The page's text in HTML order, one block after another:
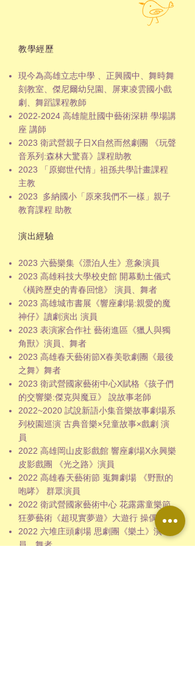
教學經歷
現今為高雄立志中學 、正興國中、 舞時舞
刻教室、傑尼爾幼兒園、屏東凌雲國小戲
劇、舞蹈課程教師
2022-2024 高雄龍肚國中藝術深耕 學場講
座 講師
2023 衛武營親子日X自然而然劇團 《玩聲
音系列:森林大驚喜》課程助教
2023 「原鄉世代情」祖孫共學計畫課程
主教
2023 多納國小「原來我們不一樣」親子
教育課程 助教
演出經驗
2023 六藝樂集《漂泊人生》意象演員
2023 高雄科技大學校史館 開幕動土儀式
《橫跨歷史的青春回憶》 演員、舞者
2023 高雄城市書展《響座劇場:親愛的魔
神仔》讀劇演出 演員
2023 表演家合作社 藝術進區《獵人與獨
角獸》演員、舞者
2023 高雄春天藝術節X春美歌劇團《最後
之舞》舞者
2023 衛武營國家藝術中心X賦格《孩子們
的交響樂:傑克與魔豆》 說故事老師
2022~2020 試說新語小集音樂故事劇場系
列校園巡演 古典音樂×兒童故事×戲劇 演
員
2022 高雄岡山皮影戲館 響座劇場X永興樂
皮影戲團 《光之路》演員
2022 高雄春天藝術節 嵬舞劇場 《野獸的
咆哮》 群眾演員
2022 衛武營國家藝術中心 花露露童樂節
狂夢藝術《超現實夢遊》大遊行 操偶師
2022 六堆庄頭劇場 思劇團《樂土》演
員、舞者